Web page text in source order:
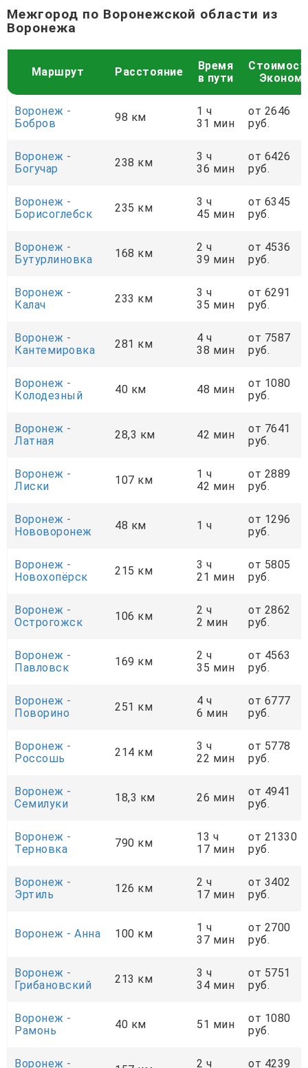
Межгород по Воронежской области из
Воронежа
Маршрут Расстояние
Время
в пути
Эконом
Воронеж -
Бобров
98 км
1 ч
31 мин
от 2646
руб.
Воронеж -
Богучар
238 км
3 ч
36 мин
от 6426
руб.
Воронеж -
Борисоглебск
235 км
3 ч
45 мин
от 6345
руб.
Воронеж -
Бутурлиновка
168 км
2 ч
39 мин
от 4536
руб.
Воронеж -
Калач
233 км
3 ч
35 мин
от 6291
руб.
Воронеж -
Кантемировка
281 км
4 ч
38 мин
от 7587
руб.
Воронеж -
Колодезный
40 км 48 мин
от 1080
руб.
Воронеж -
Латная
28,3 км 42 мин
от 7641
руб.
Воронеж -
Лиски
107 км
1 ч
42 мин
от 2889
руб.
Воронеж -
Нововоронеж
48 км 1 ч
от 1296
руб.
Воронеж -
Новохопёрск
215 км
3 ч
21 мин
от 5805
руб.
Воронеж -
Острогожск
106 км
2 ч
2 мин
от 2862
руб.
Воронеж -
Павловск
169 км
2 ч
35 мин
от 4563
руб.
Воронеж -
Поворино
251 км
4 ч
6 мин
от 6777
руб.
Воронеж -
Россошь
214 км
3 ч
22 мин
от 5778
руб.
Воронеж -
Семилуки
18,3 км 26 мин
от 4941
руб.
Воронеж -
Терновка
790 км
13 ч
17 мин
от 21330
руб.
Воронеж -
Эртиль
126 км
2 ч
17 мин
от 3402
руб.
Воронеж - Анна 100 км
1 ч
37 мин
от 2700
руб.
Воронеж -
Грибановский
213 км
3 ч
34 мин
от 5751
руб.
Воронеж -
Рамонь
40 км 51 мин
от 1080
руб.
Воронеж -
2 ч
от 4239